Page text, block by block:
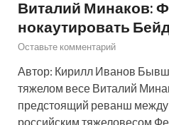
Виталий Минаков:
нокаутировать
Оставьте комментарий
Автор: Кирилл Иванов
тяжелом весе Виталий
предстоящий реванш
российским тяжеловесом